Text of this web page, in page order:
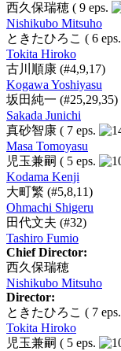
西久保瑞穂 ( 9 eps.
Nishikubo Mitsuho
ときたひろこ ( 6 eps.
Tokita Hiroko
古川順康 (#4,9,17)
Kogawa Yoshiyasu
坂田純一 (#25,29,35)
Sakada Junichi
真砂智康 ( 7 eps.
Masa Tomoyasu
児玉兼嗣 ( 5 eps.
Kodama Kenji
大町繁 (#5,8,11)
Ohmachi Shigeru
田代文夫 (#32)
Tashiro Fumio
Chief Director:
西久保瑞穂
Nishikubo Mitsuho
Director:
ときたひろこ ( 7 eps.
Tokita Hiroko
児玉兼嗣 ( 5 eps.